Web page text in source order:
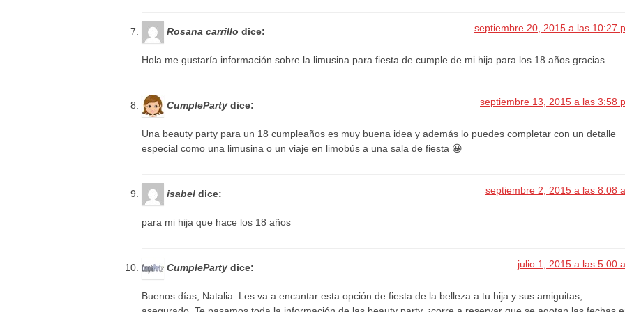
Rosana carrillo dice: septiembre 20, 2015 a las 10:27
Hola me gustaría información sobre la limusina para fiesta de cumple de mi hija para los 18 años.gracias
CumpleParty dice: septiembre 13, 2015 a las 3:58
Una beauty party para un 18 cumpleaños es muy buena idea y además lo puedes completar con un detalle
especial como una limusina o un viaje en limobús a una sala de fiesta 😀
isabel dice: septiembre 2, 2015 a las 8:08
para mi hija que hace los 18 años
CumpleParty dice: julio 1, 2015 a las 5:00
Buenos días, Natalia. Les va a encantar esta opción de fiesta de la belleza a tu hija y sus amiguitas,